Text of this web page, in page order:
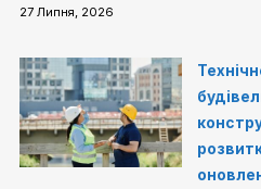
27 Липня, 2026